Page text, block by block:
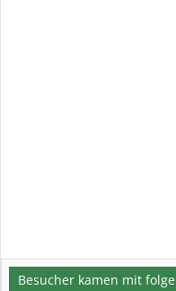
Besucher kamen mit